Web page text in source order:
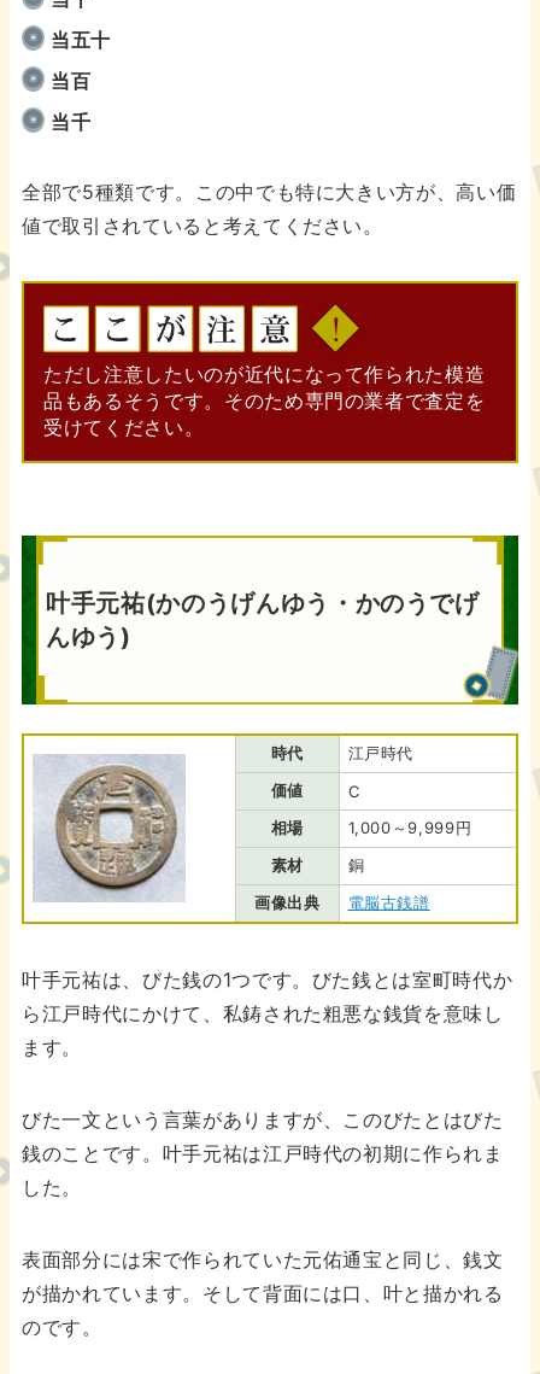
当五十
当百
当千
全部で5種類です。この中でも特に大きい方が、高い価
値で取引されていると考えてください。
ただし注意したいのが近代になって作られた模造
品もあるそうです。そのため専門の業者で査定を
受けてください。
叶手元祐(かのうげんゆう・かのうでげ
んゆう)
時代
江戸時代
価値
C
相場
1,000～9,999円
素材
銅
画像出典
電脳古銭譜
叶手元祐は、びた銭の1つです。びた銭とは室町時代か
ら江戸時代にかけて、私鋳された粗悪な銭貨を意味し
ます。
びた一文という言葉がありますが、このびたとはびた
銭のことです。叶手元祐は江戸時代の初期に作られま
した。
表面部分には宋で作られていた元佑通宝と同じ、銭文
が描かれています。そして背面には口、叶と描かれる
のです。